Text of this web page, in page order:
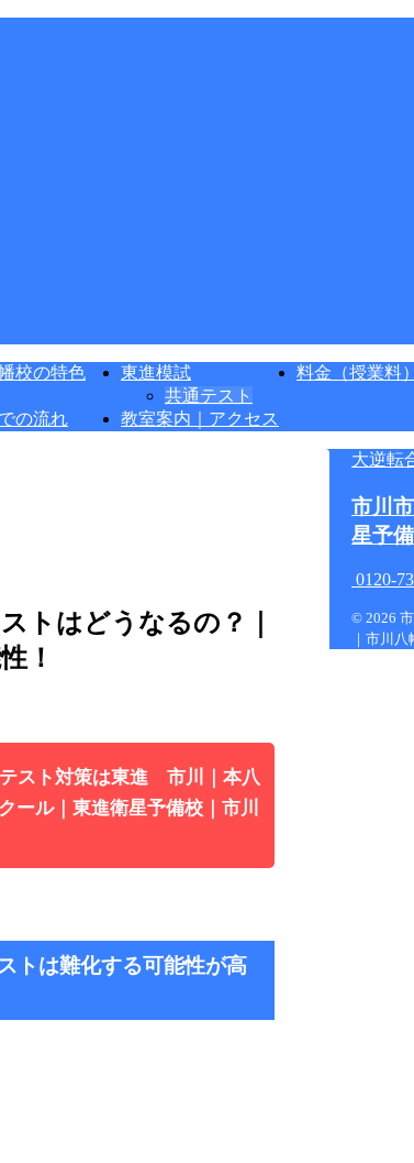
校の特色
東進模試
共通テスト
料金（授業料）
の流れ 教室案内｜アクセス
トはどうなるの？｜
！
スト対策は東進 市川｜本八
ール｜東進衛星予備校｜市川
トは難化する可能性が高
大逆転
市川
星予
0120-
© 2026
｜市川八